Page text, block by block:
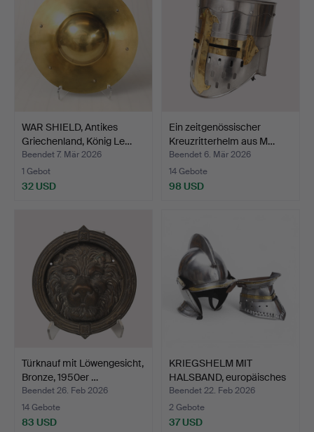
WAR SHIELD, Antikes
Griechenland, König Le…
Beendet 7. Mär 2026
1 Gebot
32 USD
Ein zeitgenössischer
Kreuzritterhelm aus M…
Beendet 6. Mär 2026
14 Gebote
98 USD
Türknauf mit Löwengesicht,
Bronze, 1950er …
Beendet 26. Feb 2026
14 Gebote
83 USD
KRIEGSHELM MIT
HALSBAND, europäisches
Mitt…
Beendet 22. Feb 2026
2 Gebote
37 USD